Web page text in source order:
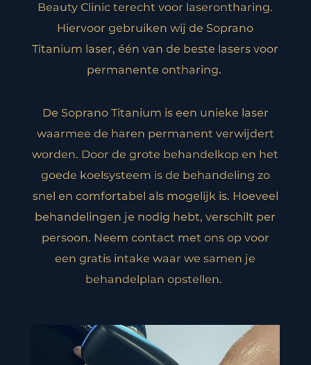
Beauty Clinic terecht voor laserontharing.
Hiervoor gebruiken wij de Soprano
Titanium laser, één van de beste lasers voor
permanente ontharing.
De Soprano Titanium is een unieke laser
waarmee de haren permanent verwijdert
worden. Door de grote behandelkop en het
goede koelsysteem is de behandeling zo
snel en comfortabel als mogelijk is. Hoeveel
behandelingen je nodig hebt, verschilt per
persoon. Neem contact met ons op voor
een gratis intake waar we samen je
behandelplan opstellen.